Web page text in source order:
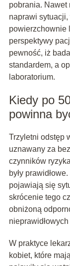
pobrania. Nawet
naprawi sytuacji,
powierzchownie
perspektywy
pewność, iż
standardem, a
laboratorium.
Kiedy po
powinna
Trzyletni odstęp
uznawany za
czynników
były
pojawiają się
skrócenie tego
obniżoną
W praktyce
kobiet, które